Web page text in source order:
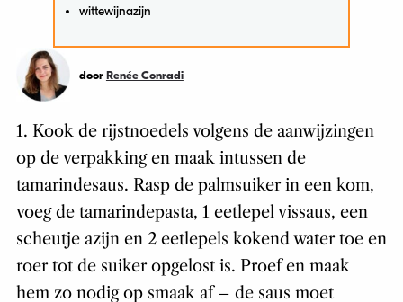
wittewijnazijn
door Renée Conradi
1. Kook de rijstnoedels volgens de aanwijzingen
op de verpakking en maak intussen de
tamarindesaus. Rasp de palmsuiker in een kom,
voeg de tamarindepasta, 1 eetlepel vissaus, een
scheutje azijn en 2 eetlepels kokend water toe en
roer tot de suiker opgelost is. Proef en maak
hem zo nodig op smaak af – de saus moet